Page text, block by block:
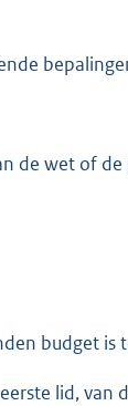
de wet of
budget is
lid, van